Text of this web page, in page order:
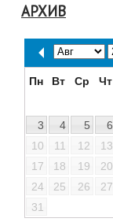
АРХИВ
Пн Вт Ср Чт
3
4 5 6
10
11 12 13
17
18 19 20
24
25 26 27
31